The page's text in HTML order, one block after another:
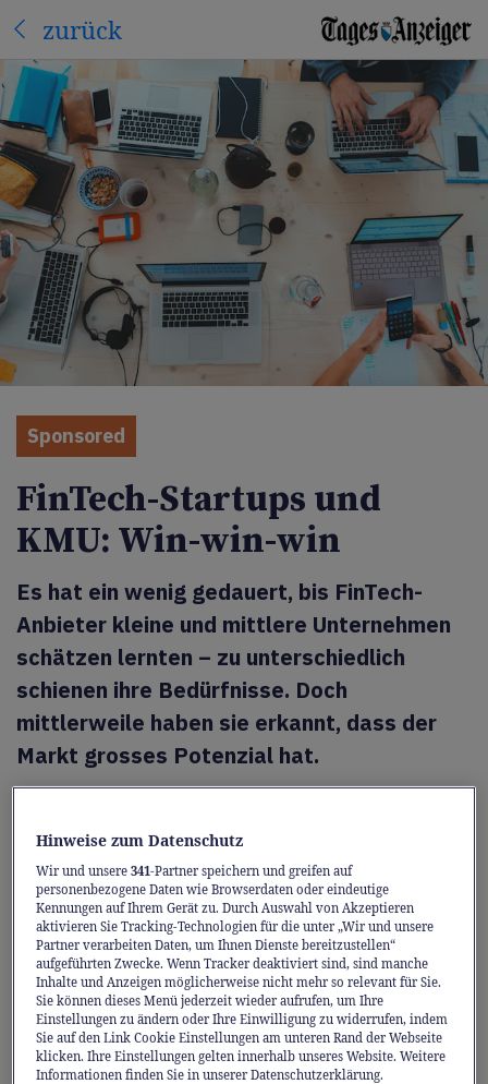
zurück
Sponsored
FinTech-Startups und
KMU: Win-win-win
Es hat ein wenig gedauert, bis FinTech-
Anbieter kleine und mittlere Unternehmen
schätzen lernten – zu unterschiedlich
schienen ihre Bedürfnisse. Doch
mittlerweile haben sie erkannt, dass der
Markt grosses Potenzial hat.
liegt so nah?» So ähnlich dichtete Goethe. Und
dachte dabei wohl kaum an FinTech
(Financial Services und Technology)-Firmen
oder kleine und mittlere Unternehmen
(KMUs). Obwohl es solche zu seiner Zeit
längst gab und diese schon damals im
Grunde die gleichen Herausforderungen
meistern mussten wie heute.
Hinweise zum Datenschutz
Wir und unsere341-Partner speichern und greifen auf
personenbezogene Daten wie Browserdaten oder eindeutige
Kennungen auf Ihrem Gerät zu. Durch Auswahl von Akzeptieren
aktivieren Sie Tracking-Technologien für die unter „Wir und unsere
Partner verarbeiten Daten, um Ihnen Dienste bereitzustellen“
aufgeführten Zwecke. Wenn Tracker deaktiviert sind, sind manche
Inhalte und Anzeigen möglicherweise nicht mehr so relevant für Sie.
Sie können dieses Menü jederzeit wieder aufrufen, um Ihre
Einstellungen zu ändern oder Ihre Einwilligung zu widerrufen, indem
Sie auf den Link Cookie Einstellungen am unteren Rand der Webseite
klicken. Ihre Einstellungen gelten innerhalb unseres Website. Weitere
Informationen finden Sie in unserer Datenschutzerklärung.